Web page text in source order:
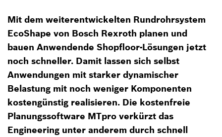
Mit dem weiterentwickelten Rundrohrsystem
EcoShape von Bosch Rexroth planen und
bauen Anwendende Shopfloor-Lösungen jetzt
noch schneller. Damit lassen sich selbst
Anwendungen mit starker dynamischer
Belastung mit noch weniger Komponenten
kostengünstig realisieren. Die kostenfreie
Planungssoftware MTpro verkürzt das
Engineering unter anderem durch schnell